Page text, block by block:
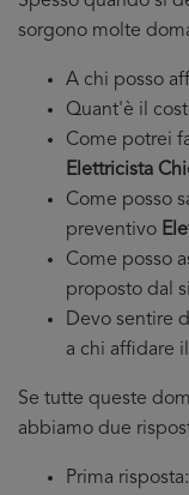
sorgono molte
A chi posso
Quant'è il
Come potrei
Elettricista
Come posso
preventivo
Come posso
proposto dal
Devo sentire
a chi affidare
Se tutte queste
abbiamo due
Prima